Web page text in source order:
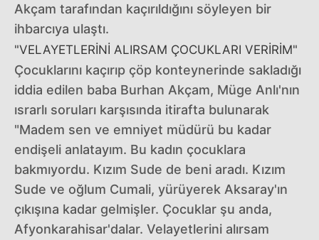
Akçam tarafından kaçırıldığını söyleyen bir
ihbarcıya ulaştı.
"VELAYETLERİNİ ALIRSAM ÇOCUKLARI VERİRİM"
Çocuklarını kaçırıp çöp konteynerinde sakladığı
iddia edilen baba Burhan Akçam, Müge Anlı'nın
ısrarlı soruları karşısında itirafta bulunarak
"Madem sen ve emniyet müdürü bu kadar
endişeli anlatayım. Bu kadın çocuklara
bakmıyordu. Kızım Sude de beni aradı. Kızım
Sude ve oğlum Cumali, yürüyerek Aksaray'ın
çıkışına kadar gelmişler. Çocuklar şu anda,
Afyonkarahisar'dalar. Velayetlerini alırsam